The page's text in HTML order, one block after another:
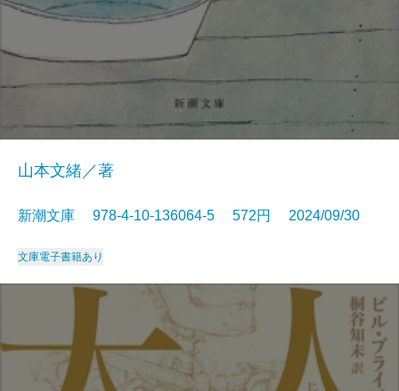
山本文緒／著
新潮文庫 978-4-10-136064-5 572円 2024/09/30
文庫電子書籍あり